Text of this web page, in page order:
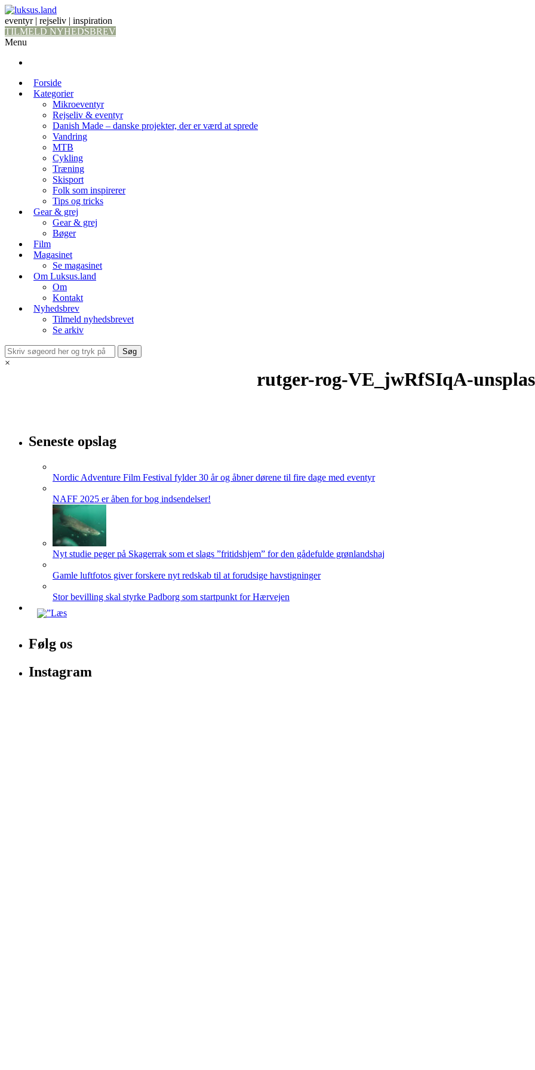
eventyr | rejseliv | inspiration
TILMELD NYHEDSBREV
Menu
Forside
Kategorier
Mikroeventyr
Rejseliv & eventyr
Danish Made – danske projekter, der er værd at sprede
Vandring
MTB
Cykling
Træning
Skisport
Folk som inspirerer
Tips og tricks
Gear & grej
Gear & grej
Bøger
Film
Magasinet
Se magasinet
Om Luksus.land
Om
Kontakt
Nyhedsbrev
Tilmeld nyhedsbrevet
Se arkiv
×
rutger-rog-VE_jwRfSIqA-
Seneste opslag
Nordic Adventure Film Festival fylder 30 år og åbner dørene til fire dage med eventyr
NAFF 2025 er åben for bog indsendelser!
Nyt studie peger på Skagerrak som et slags ”fritidshjem” for den gådefulde grønlandshaj
Gamle luftfotos giver forskere nyt redskab til at forudsige havstigninger
Stor bevilling skal styrke Padborg som startpunkt for Hærvejen
Følg os
Instagram